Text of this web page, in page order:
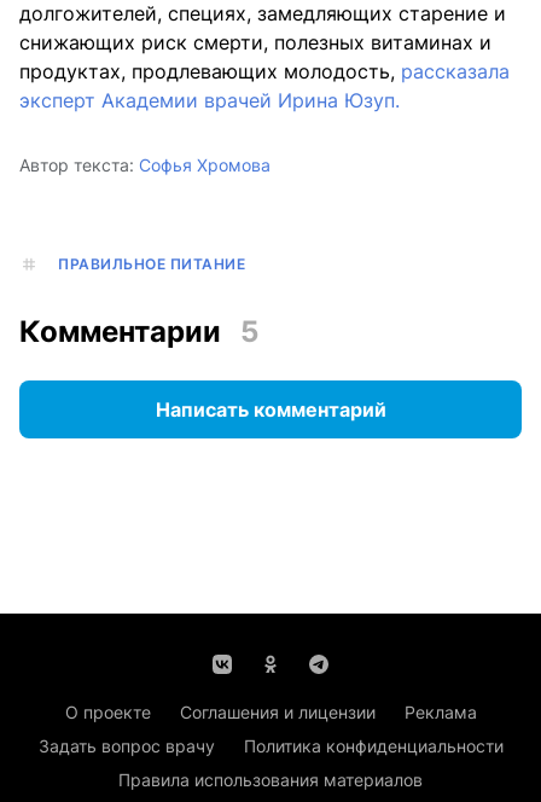
долгожителей, специях, замедляющих старение и
снижающих риск смерти, полезных витаминах и
продуктах, продлевающих молодость, рассказала
эксперт Академии врачей Ирина Юзуп.
Автор текста: Софья Хромова
ПРАВИЛЬНОЕ ПИТАНИЕ
Комментарии 5
Написать комментарий
О проекте Соглашения и лицензии
Реклама
Задать вопрос врачу
Политика конфиденциальности
Правила использования материалов